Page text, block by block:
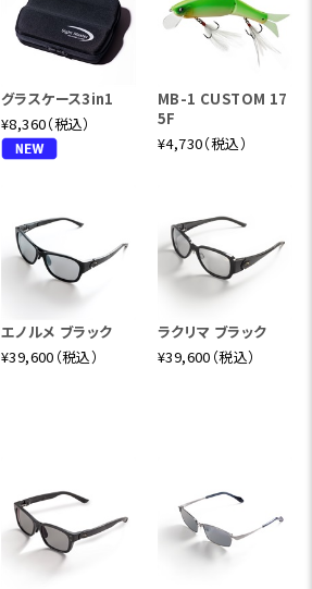
グラスケース3in1
¥8,360（税込）
MB-1 CUSTOM 17
5F
¥4,730（税込）
エノルメ ブラック
¥39,600（税込）
ラクリマ ブラック
¥39,600（税込）